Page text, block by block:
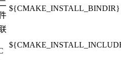
${CMAKE_INSTALL_BINDIR}